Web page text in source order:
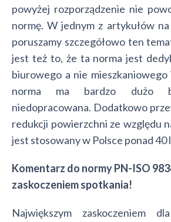
powyżej rozporządzenie nie
normę. W jednym z artykułów na
poruszamy szczegółowo ten
jest też to, że ta norma jest
biurowego a nie mieszkaniowego
norma ma bardzo dużo
niedopracowana. Dodatkowo
redukcji powierzchni ze względu
jest stosowany w Polsce ponad 40
Komentarz do normy PN-ISO
zaskoczeniem spotkania!
Największym zaskoczeniem